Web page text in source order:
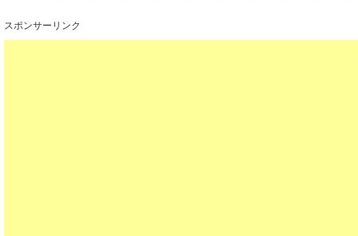
スポンサーリンク